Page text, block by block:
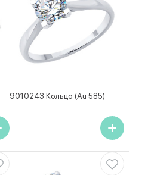
9010243 Кольцо (Au 585)